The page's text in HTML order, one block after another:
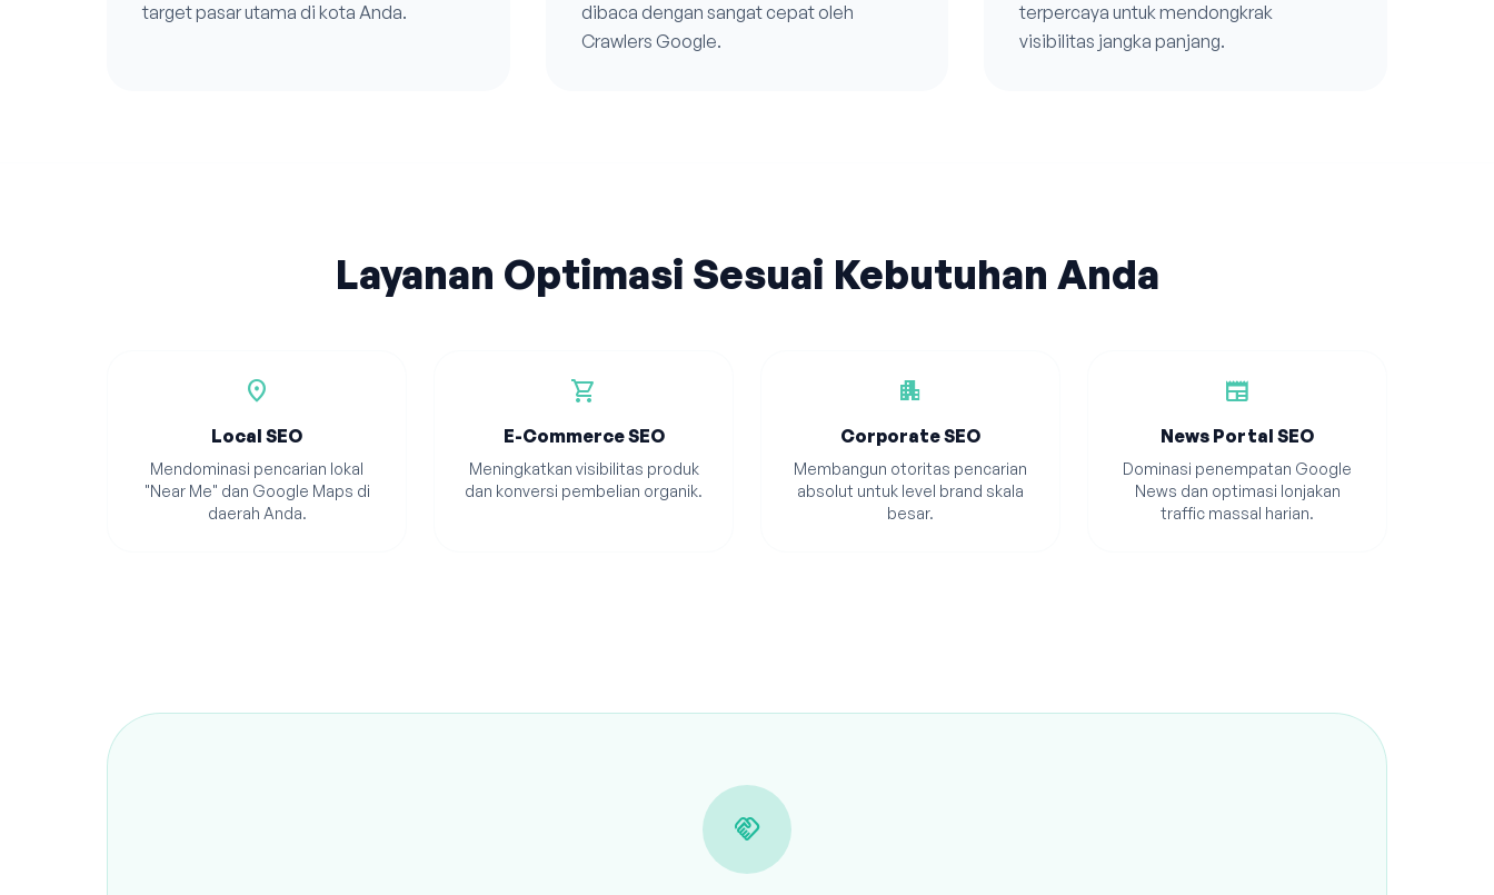
target pasar utama di kota Anda.
dibaca dengan sangat cepat oleh
Crawlers Google.
terpercaya untuk mendongkrak
visibilitas jangka panjang.
Layanan Optimasi Sesuai Kebutuhan Anda
location_on
Local SEO
Mendominasi pencarian lokal
"Near Me" dan Google Maps di
daerah Anda.
shopping_cart
E-Commerce SEO
Meningkatkan visibilitas produk
dan konversi pembelian organik.
apartment
Corporate SEO
Membangun otoritas pencarian
absolut untuk level brand skala
besar.
newspaper
News Portal SEO
Dominasi penempatan Google
News dan optimasi lonjakan
traffic massal harian.
handshake